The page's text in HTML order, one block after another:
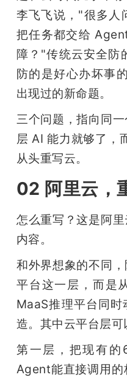
李飞飞说，"很多人
把任务都交给
障？"传统云安全防
防的是好心办坏事
出现过的新命题。
三个问题，指向同
层 AI 能力就够了，
从头重写云。
02 阿里云，
怎么重写？这是阿
内容。
和外界想象的不同
平台这一层，而是
MaaS推理平台同
造。其中云平台层可
第一层，把现有
Agent能直接调用的